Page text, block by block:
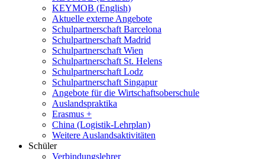
KEYMOB (English)
Aktuelle externe Angebote
Schulpartnerschaft Barcelona
Schulpartnerschaft Madrid
Schulpartnerschaft Wien
Schulpartnerschaft St. Helens
Schulpartnerschaft Lodz
Schulpartnerschaft Singapur
Angebote für die Wirtschaftsoberschule
Auslandspraktika
Erasmus +
China (Logistik-Lehrplan)
Weitere Auslandsaktivitäten
Schüler
Verbindungslehrer